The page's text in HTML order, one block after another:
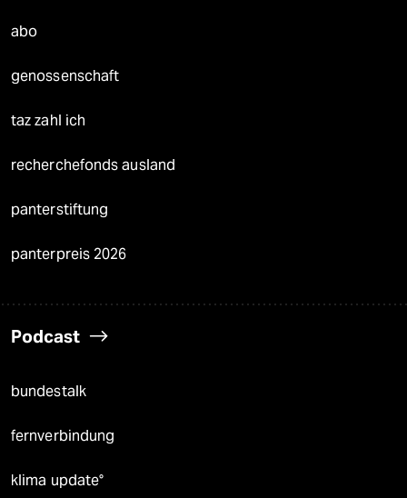
abo
genossenschaft
taz zahl ich
recherchefonds ausland
panterstiftung
panterpreis 2026
Podcast
bundestalk
fernverbindung
klima update°